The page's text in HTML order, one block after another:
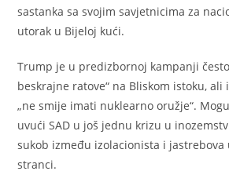
sastanka sa svojim savjetnicima za
utorak u Bijeloj kući.
Trump je u predizbornoj kampanji
beskrajne ratove“ na Bliskom istoku, ali
„ne smije imati nuklearno oružje“.
uvući SAD u još jednu krizu u
sukob između izolacionista i jastrebova
stranci.